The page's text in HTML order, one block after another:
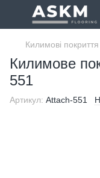
Килимові покриття
Килимове
551
Артикул: Attach-551